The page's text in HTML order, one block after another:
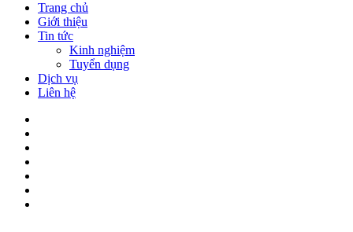
Trang chủ
Giới thiệu
Tin tức
Kinh nghiệm
Tuyển dụng
Dịch vụ
Liên hệ